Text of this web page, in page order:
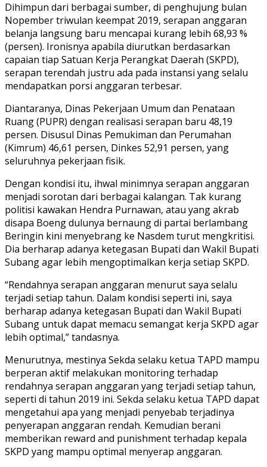
Dihimpun dari berbagai sumber, di penghujung bulan
Nopember triwulan keempat 2019, serapan anggaran
belanja langsung baru mencapai kurang lebih 68,93 %
(persen). Ironisnya apabila diurutkan berdasarkan
capaian tiap Satuan Kerja Perangkat Daerah (SKPD),
serapan terendah justru ada pada instansi yang selalu
mendapatkan porsi anggaran terbesar.
Diantaranya, Dinas Pekerjaan Umum dan Penataan
Ruang (PUPR) dengan realisasi serapan baru 48,19
persen. Disusul Dinas Pemukiman dan Perumahan
(Kimrum) 46,61 persen, Dinkes 52,91 persen, yang
seluruhnya pekerjaan fisik.
Dengan kondisi itu, ihwal minimnya serapan anggaran
menjadi sorotan dari berbagai kalangan. Tak kurang
politisi kawakan Hendra Purnawan, atau yang akrab
disapa Boeng dulunya bernaung di partai berlambang
Beringin kini menyebrang ke Nasdem turut mengkritisi.
Dia berharap adanya ketegasan Bupati dan Wakil Bupati
Subang agar lebih mengoptimalkan kerja setiap SKPD.
“Rendahnya serapan anggaran menurut saya selalu
terjadi setiap tahun. Dalam kondisi seperti ini, saya
berharap adanya ketegasan Bupati dan Wakil Bupati
Subang untuk dapat memacu semangat kerja SKPD agar
lebih optimal,” tandasnya.
Menurutnya, mestinya Sekda selaku ketua TAPD mampu
berperan aktif melakukan monitoring terhadap
rendahnya serapan anggaran yang terjadi setiap tahun,
seperti di tahun 2019 ini. Sekda selaku ketua TAPD dapat
mengetahui apa yang menjadi penyebab terjadinya
penyerapan anggaran rendah. Kemudian berani
memberikan reward and punishment terhadap kepala
SKPD yang mampu optimal menyerap anggaran.